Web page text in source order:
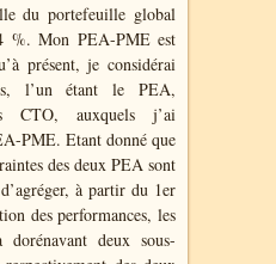
du portefeuille global
%. Mon PEA-PME est
présent, je considérai
l’un étant le PEA,
CTO, auxquels j’ai
PME. Etant donné que
des deux PEA sont
à partir du 1er
des performances, les
deux sous-